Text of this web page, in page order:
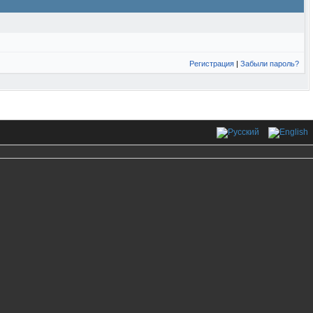
Регистрация | Забыли пароль?